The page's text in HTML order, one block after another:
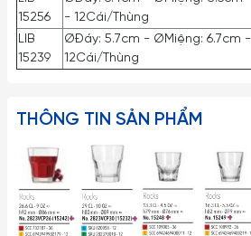
15256
- 12Cái/Thùng
LIB
15239
ØĐáy: 5.7cm - ØMiệng: 6.7cm
12Cái/Thùng
THÔNG TIN SẢN PHẨM